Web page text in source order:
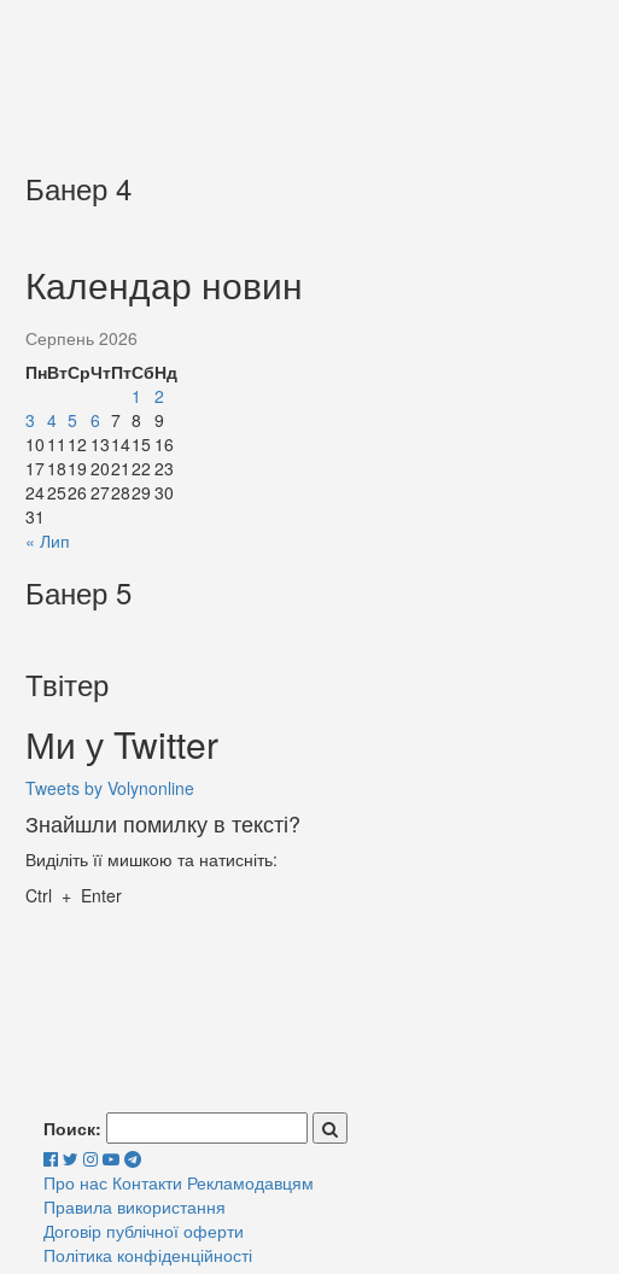
Банер 4
Календар новин
Серпень 2026
ПнВтСрЧтПтСбНд
1
2
3 4 5 6 7 8 9
10 11 12 131415 16
171819 2021 22 23
242526 272829 30
31
« Лип
Банер 5
Твітер
Ми у Twitter
Tweets by Volynonline
Знайшли помилку в тексті?
Виділіть її мишкою та натисніть:
Ctrl + Enter
Поиск:
Про нас Контакти Рекламодавцям
Правила використання
Договір публічної оферти
Політика конфіденційності